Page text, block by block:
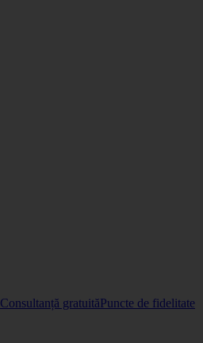
Consultanță gratuităPuncte de fidelitate